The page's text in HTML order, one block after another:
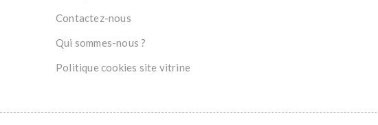
Contactez-nous
Qui sommes-nous ?
Politique cookies site vitrine